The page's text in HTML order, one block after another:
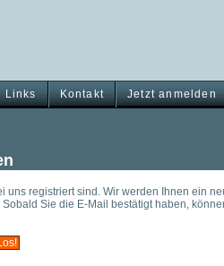
Links Kontakt Jetzt anmelden
uns registriert sind. Wir werden Ihnen ein
Sie die E-Mail bestätigt haben,